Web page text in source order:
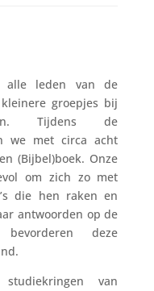
alle leden van de
groepjes bij
Tijdens de
we met circa acht
(Bijbel)boek. Onze
om zich zo met
die hen raken en
antwoorden op de
deze
van